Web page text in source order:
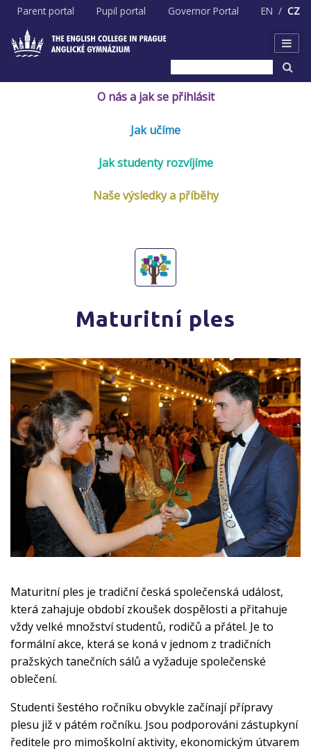
Skip
content
Parent portal Pupil portal Governor Portal EN CZ
O nás a jak se přihlásit
Jak učíme
Jak studenty rozvíjíme
Naše výsledky a příběhy
Maturitní ples
Maturitní ples je tradiční česká společenská událost,
která zahajuje období zkoušek dospělosti a přitahuje
vždy velké množství studentů, rodičů a přátel. Je to
formální akce, která se koná v jednom z tradičních
pražských tanečních sálů a vyžaduje společenské
oblečení.
Studenti šestého ročníku obvykle začínají přípravy
plesu již v pátém ročníku. Jsou podporováni zástupkyní
ředitele pro mimoškolní aktivity, ekonomickým útvarem